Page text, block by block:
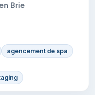
Brie
agencement de spa